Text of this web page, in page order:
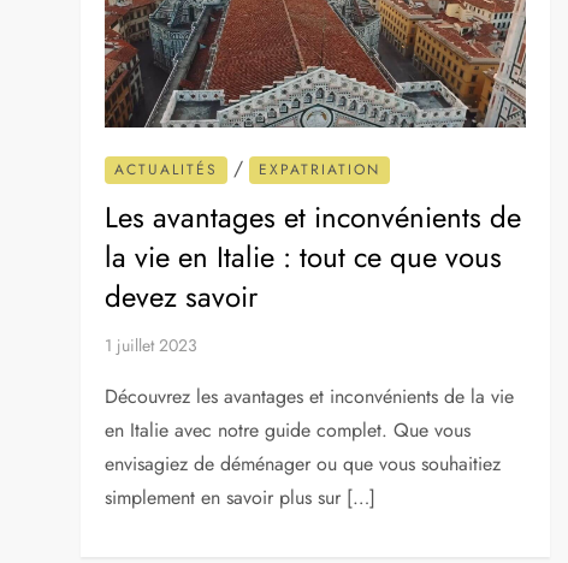
ACTUALITÉS / EXPATRIATION
Les avantages et inconvénients de
la vie en Italie : tout ce que vous
devez savoir
1 juillet 2023
Découvrez les avantages et inconvénients de la vie
en Italie avec notre guide complet. Que vous
envisagiez de déménager ou que vous souhaitiez
simplement en savoir plus sur […]